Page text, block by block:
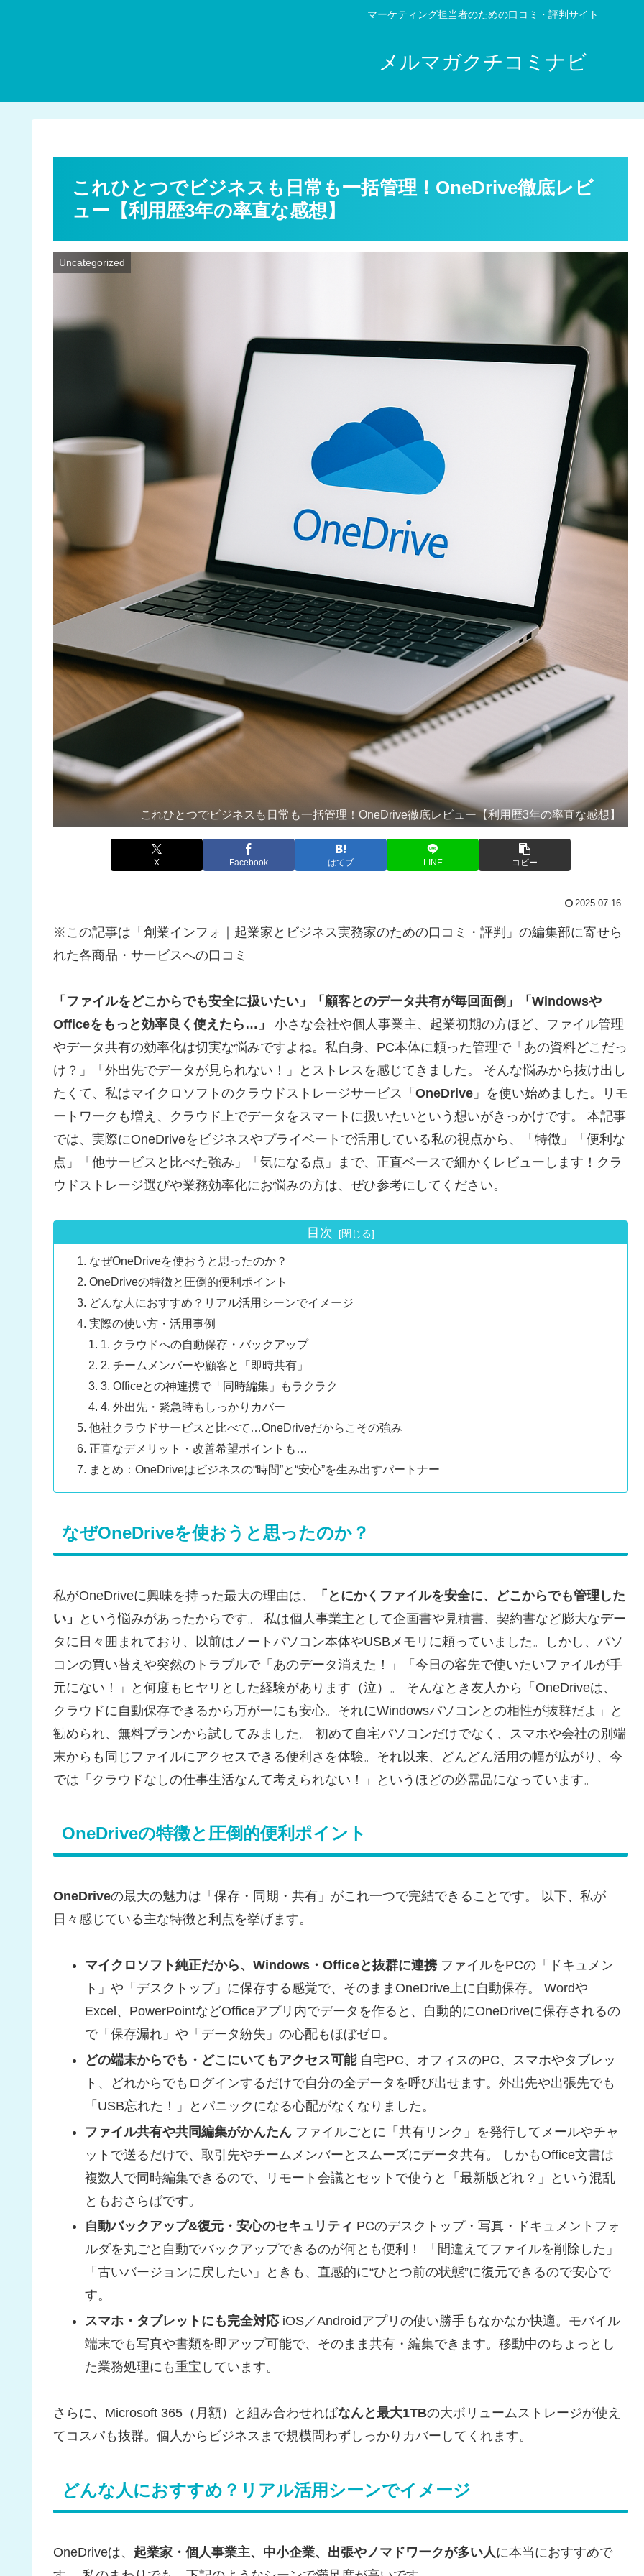
マーケティング担当者のための口コミ・評判サイト
メルマガクチコミナビ
これひとつでビジネスも日常も一括管理！OneDrive徹底レビ
ュー【利用歴3年の率直な感想】
Uncategorized
これひとつでビジネスも日常も一括管理！OneDrive徹底レビュー【利用歴3年の率直な感想】
X Facebook はてブ LINE コピー
2025.07.16
※この記事は「創業インフォ｜起業家とビジネス実務家のための口コミ・評判」の編集部に寄せら
れた各商品・サービスへの口コミ
「ファイルをどこからでも安全に扱いたい」「顧客とのデータ共有が毎回面倒」「Windowsや
Officeをもっと効率良く使えたら…」
小さな会社や個人事業主、起業初期の方ほど、ファイル管理
やデータ共有の効率化は切実な悩みですよね。私自身、PC本体に頼った管理で「あの資料どこだっ
け？」「外出先でデータが見られない！」とストレスを感じてきました。 そんな悩みから抜け出し
たくて、私はマイクロソフトのクラウドストレージサービス「 OneDrive 」を使い始めました。リモ
ートワークも増え、クラウド上でデータをスマートに扱いたいという想いがきっかけです。 本記事
では、実際にOneDriveをビジネスやプライベートで活用している私の視点から、「特徴」「便利な
点」「他サービスと比べた強み」「気になる点」まで、正直ベースで細かくレビューします！クラ
ウドストレージ選びや業務効率化にお悩みの方は、ぜひ参考にしてください。
目次
なぜOneDriveを使おうと思ったのか？
OneDriveの特徴と圧倒的便利ポイント
どんな人におすすめ？リアル活用シーンでイメージ
実際の使い方・活用事例
1. クラウドへの自動保存・バックアップ
2. チームメンバーや顧客と「即時共有」
3. Officeとの神連携で「同時編集」もラクラク
4. 外出先・緊急時もしっかりカバー
他社クラウドサービスと比べて…OneDriveだからこその強み
正直なデメリット・改善希望ポイントも…
まとめ：OneDriveはビジネスの“時間”と“安心”を生み出すパートナー
なぜOneDriveを使おうと思ったのか？
私がOneDriveに興味を持った最大の理由は、
「とにかくファイルを安全に、どこからでも管理した
い」
という悩みがあったからです。 私は個人事業主として企画書や見積書、契約書など膨大なデー
タに日々囲まれており、以前はノートパソコン本体やUSBメモリに頼っていました。しかし、パソ
コンの買い替えや突然のトラブルで「あのデータ消えた！」「今日の客先で使いたいファイルが手
元にない！」と何度もヒヤリとした経験があります（泣）。 そんなとき友人から「OneDriveは、
クラウドに自動保存できるから万が一にも安心。それにWindowsパソコンとの相性が抜群だよ」と
勧められ、無料プランから試してみました。 初めて自宅パソコンだけでなく、スマホや会社の別端
末からも同じファイルにアクセスできる便利さを体験。それ以来、どんどん活用の幅が広がり、今
では「クラウドなしの仕事生活なんて考えられない！」というほどの必需品になっています。
OneDriveの特徴と圧倒的便利ポイント
OneDriveの最大の魅力は「保存・同期・共有」がこれ一つで完結できることです。 以下、私が
日々感じている主な特徴と利点を挙げます。
マイクロソフト純正だから、Windows・Officeと抜群に連携ファイルをPCの「ドキュメン
ト」や「デスクトップ」に保存する感覚で、そのままOneDrive上に自動保存。 Wordや
Excel、PowerPointなどOfficeアプリ内でデータを作ると、自動的にOneDriveに保存されるの
で「保存漏れ」や「データ紛失」の心配もほぼゼロ。
どの端末からでも・どこにいてもアクセス可能自宅PC、オフィスのPC、スマホやタブレッ
ト、どれからでもログインするだけで自分の全データを呼び出せます。外出先や出張先でも
「USB忘れた！」とパニックになる心配がなくなりました。
ファイル共有や共同編集がかんたんファイルごとに「共有リンク」を発行してメールやチャ
ットで送るだけで、取引先やチームメンバーとスムーズにデータ共有。 しかもOffice文書は
複数人で同時編集できるので、リモート会議とセットで使うと「最新版どれ？」という混乱
ともおさらばです。
自動バックアップ&復元・安心のセキュリティ PCのデスクトップ・写真・ドキュメントフォ
ルダを丸ごと自動でバックアップできるのが何とも便利！ 「間違えてファイルを削除した」
「古いバージョンに戻したい」ときも、直感的に“ひとつ前の状態”に復元できるので安心で
す。
スマホ・タブレットにも完全対応iOS／Androidアプリの使い勝手もなかなか快適。モバイル
端末でも写真や書類を即アップ可能で、そのまま共有・編集できます。移動中のちょっとし
た業務処理にも重宝しています。
さらに、Microsoft 365（月額）と組み合わせればなんと最大1TBの大ボリュームストレージが使え
てコスパも抜群。個人からビジネスまで規模問わずしっかりカバーしてくれます。
どんな人におすすめ？リアル活用シーンでイメージ
OneDriveは、 起業家・個人事業主、中小企業、出張やノマドワークが多い人に本当におすすめで